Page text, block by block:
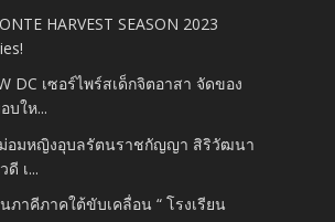
HARVEST SEASON 2023
DC เซอร์ไพร์สเด็กจิตอาสา จัดของ
บให...
อมหญิงอุบลรัตนราชกัญญา สิริวัฒนา
เ...
ภาคีภาคใต้ขับเคลื่อน “ โรงเรียน